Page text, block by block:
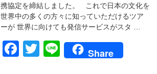
携協定を締結しました。 これで日本の文化を
世界中の多くの方々に知っていただけるツア
ーが 世界に向けても発信サービスがスタ …
Facebook
Twitter
LineShare